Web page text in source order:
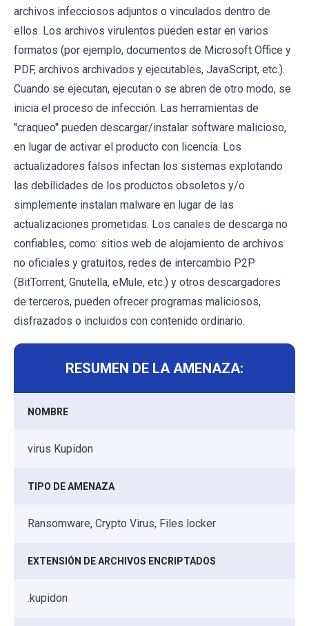
archivos infecciosos adjuntos o vinculados dentro de
ellos. Los archivos virulentos pueden estar en varios
formatos (por ejemplo, documentos de Microsoft Office y
PDF, archivos archivados y ejecutables, JavaScript, etc.).
Cuando se ejecutan, ejecutan o se abren de otro modo, se
inicia el proceso de infección. Las herramientas de
"craqueo" pueden descargar/instalar software malicioso,
en lugar de activar el producto con licencia. Los
actualizadores falsos infectan los sistemas explotando
las debilidades de los productos obsoletos y/o
simplemente instalan malware en lugar de las
actualizaciones prometidas. Los canales de descarga no
confiables, como: sitios web de alojamiento de archivos
no oficiales y gratuitos, redes de intercambio P2P
(BitTorrent, Gnutella, eMule, etc.) y otros descargadores
de terceros, pueden ofrecer programas maliciosos,
disfrazados o incluidos con contenido ordinario.
RESUMEN DE LA AMENAZA:
NOMBRE
virus Kupidon
TIPO DE AMENAZA
Ransomware, Crypto Virus, Files locker
EXTENSIÓN DE ARCHIVOS ENCRIPTADOS
.kupidon